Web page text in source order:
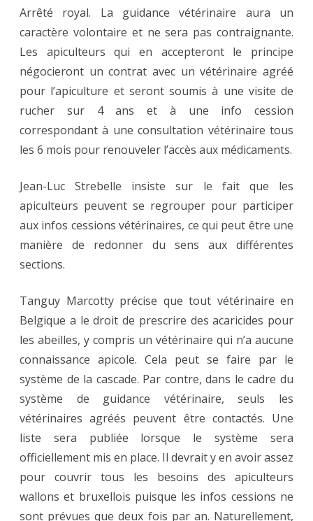
Arrêté royal. La guidance vétérinaire aura un
caractère volontaire et ne sera pas contraignante.
Les apiculteurs qui en accepteront le principe
négocieront un contrat avec un vétérinaire agréé
pour l’apiculture et seront soumis à une visite de
rucher sur 4 ans et à une info cession
correspondant à une consultation vétérinaire tous
les 6 mois pour renouveler l’accès aux médicaments.
Jean-Luc Strebelle insiste sur le fait que les
apiculteurs peuvent se regrouper pour participer
aux infos cessions vétérinaires, ce qui peut être une
manière de redonner du sens aux différentes
sections.
Tanguy Marcotty précise que tout vétérinaire en
Belgique a le droit de prescrire des acaricides pour
les abeilles, y compris un vétérinaire qui n’a aucune
connaissance apicole. Cela peut se faire par le
système de la cascade. Par contre, dans le cadre du
système de guidance vétérinaire, seuls les
vétérinaires agréés peuvent être contactés. Une
liste sera publiée lorsque le système sera
officiellement mis en place. Il devrait y en avoir assez
pour couvrir tous les besoins des apiculteurs
wallons et bruxellois puisque les infos cessions ne
sont prévues que deux fois par an. Naturellement,